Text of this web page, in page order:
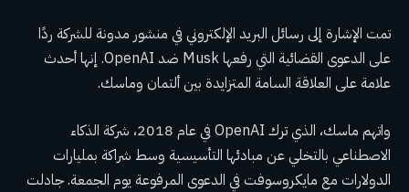
تمت الإشارة إلى رسائل البريد الإلكتروني في منشور مدونة للشركة ردًا
على الدعوى القضائية التي رفعها Musk ضد OpenAI. إنها أحدث
علامة على العلاقة السامة المتزايدة بين ألتمان وماسك.
واتهم ماسك، الذي ترك OpenAI في عام 2018، شركة الذكاء
الاصطناعي بالتخلي عن مبادئها التأسيسية وسط شراكة بمليارات
الدولارات مع مايكروسوفت في الدعوى المرفوعة يوم الجمعة. جادلت